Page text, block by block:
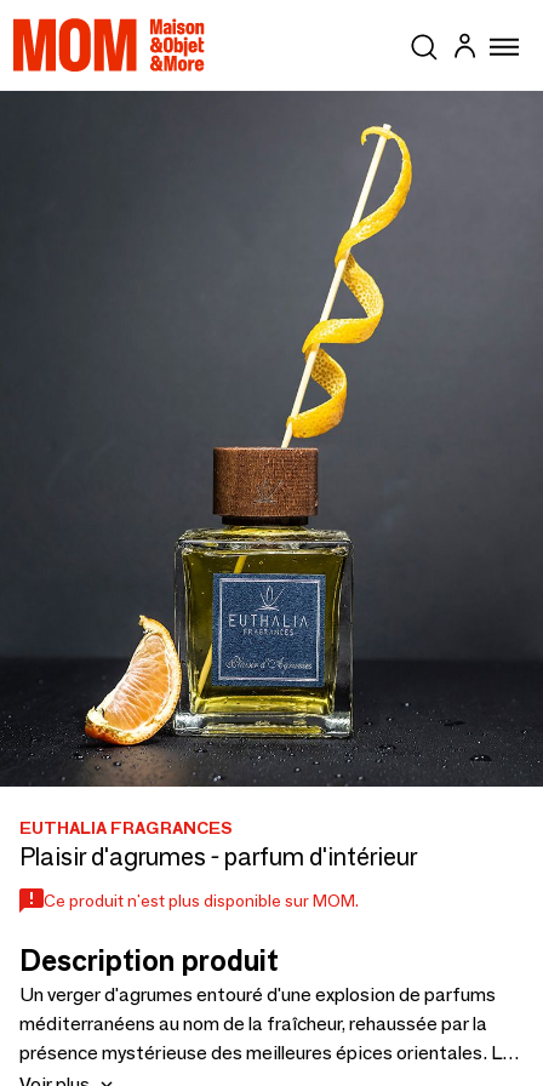
EUTHALIA FRAGRANCES
Plaisir d'agrumes - parfum d'intérieur
Ce produit n'est plus disponible sur MOM.
Description produit
Un verger d'agrumes entouré d'une explosion de parfums
méditerranéens au nom de la fraîcheur, rehaussée par la
présence mystérieuse des meilleures épices orientales. Les